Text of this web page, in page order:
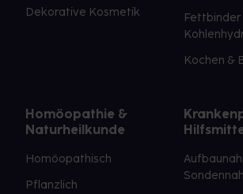
Dekorative Kosmetik
Fettbinder
Kochen &
Homöopathie &
Naturheilkunde
Homöopathisch
Pflanzlich